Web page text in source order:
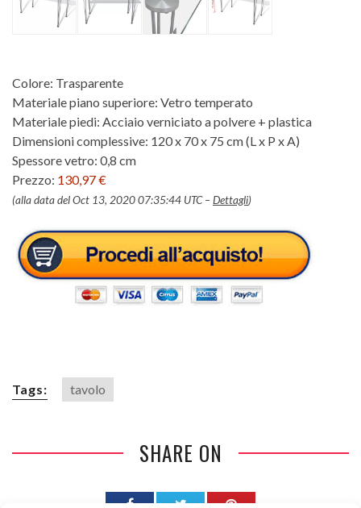
Colore: Trasparente
Materiale piano superiore: Vetro temperato
Materiale piedi: Acciaio verniciato a polvere + plastica
Dimensioni complessive: 120 x 70 x 75 cm (L x P x A)
Spessore vetro: 0,8 cm
Prezzo: 130,97 €
(alla data del Oct 13, 2020 07:35:44 UTC – Dettagli)
Tags: tavolo
SHARE ON